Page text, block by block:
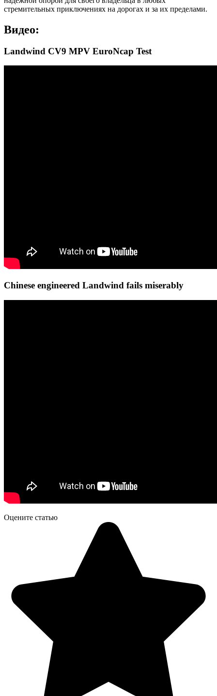
стремительных приключениях на дорогах и за их пределами.
Видео:
Landwind CV9 MPV EuroNcap Test
Chinese engineered Landwind fails miserably
Оцените статью